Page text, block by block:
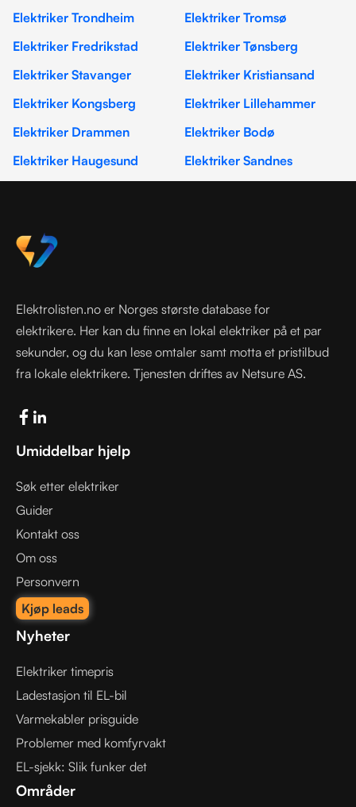
Elektriker Trondheim
Elektriker Tromsø
Elektriker Fredrikstad
Elektriker Tønsberg
Elektriker Stavanger
Elektriker Kristiansand
Elektriker Kongsberg
Elektriker Lillehammer
Elektriker Drammen
Elektriker Bodø
Elektriker Haugesund
Elektriker Sandnes
Elektrolisten.no er Norges største database for
elektrikere. Her kan du finne en lokal elektriker på et par
sekunder, og du kan lese omtaler samt motta et pristilbud
fra lokale elektrikere. Tjenesten driftes av Netsure AS.
Umiddelbar hjelp
Søk etter elektriker
Guider
Kontakt oss
Om oss
Personvern
Kjøp leads
Nyheter
Elektriker timepris
Ladestasjon til EL-bil
Varmekabler prisguide
Problemer med komfyrvakt
EL-sjekk: Slik funker det
Områder